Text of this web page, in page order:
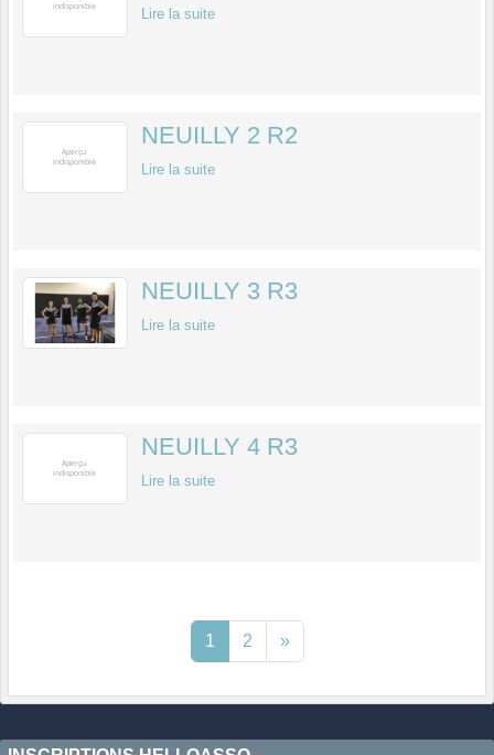
Lire la suite
NEUILLY 2 R2
Lire la suite
NEUILLY 3 R3
Lire la suite
NEUILLY 4 R3
Lire la suite
1 2 »